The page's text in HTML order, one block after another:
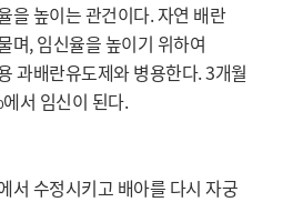
을 높이는 관건이다. 자연 배란
며, 임신율을 높이기 위하여
과배란유도제와 병용한다. 3개월
서 임신이 된다.
서 수정시키고 배아를 다시 자궁